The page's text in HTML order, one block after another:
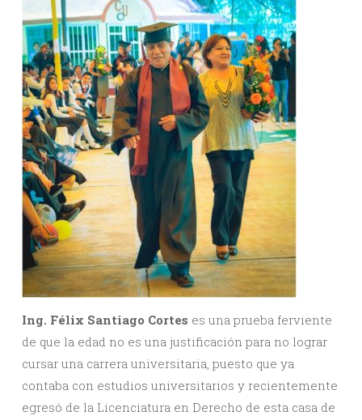
Ing. Félix Santiago Cortes es una prueba ferviente
de que la edad no es una justificación para no lograr
cursar una carrera universitaria, puesto que ya
contaba con estudios universitarios y recientemente
egresó de la Licenciatura en Derecho de esta casa de